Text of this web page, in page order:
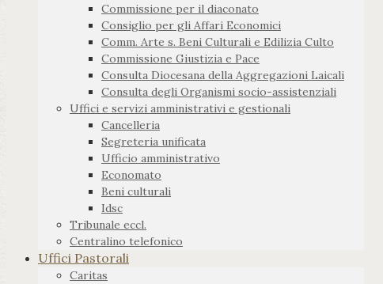
Commissione per il diaconato
Consiglio per gli Affari Economici
Comm. Arte s. Beni Culturali e Edilizia Culto
Commissione Giustizia e Pace
Consulta Diocesana della Aggregazioni Laicali
Consulta degli Organismi socio-assistenziali
Uffici e servizi amministrativi e gestionali
Cancelleria
Segreteria unificata
Ufficio amministrativo
Economato
Beni culturali
Idsc
Tribunale eccl.
Centralino telefonico
Uffici Pastorali
Caritas